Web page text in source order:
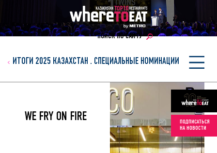
ПОИСК ПО САЙТУ
ПОДПИСАТЬСЯ
НА НОВОСТИ
ИТОГИ 2025 КАЗАХСТАН . СПЕЦИАЛЬНЫЕ НОМИНАЦИИ
WE FRY ON FIRE